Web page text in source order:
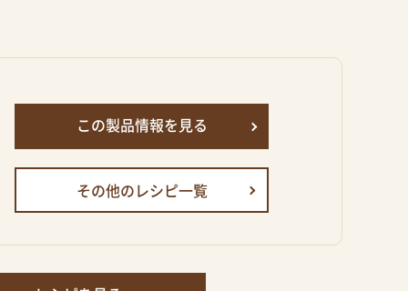
この製品情報を見る
その他のレシピ一覧